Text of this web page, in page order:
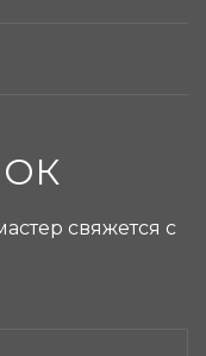
свяжется с